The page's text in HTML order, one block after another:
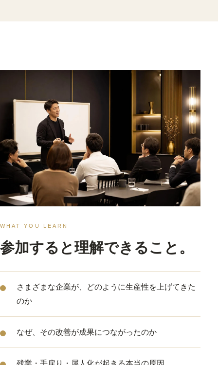
WHAT YOU LEARN
参加すると理解できること。
さまざまな企業が、どのように生産性を上げてきた
のか
なぜ、その改善が成果につながったのか
残業・手戻り・属人化が起きる本当の原因